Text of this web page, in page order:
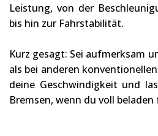
Leistung, von der
bis hin zur Fahrstabilität.
Kurz gesagt: Sei aufmerksam
als bei anderen
deine Geschwindigkeit und
Bremsen, wenn du voll beladen